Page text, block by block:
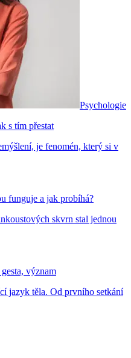
Psychologie
s tím přestat
je fenomén, který si v
funguje a jak probíhá?
skvrn stal jednou
význam
jazyk těla. Od prvního setkání